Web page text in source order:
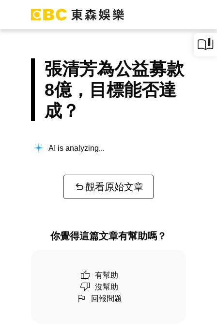
張清芳為公益募款
8億，目標能否達
成？
AI is analyzing...
觀看原始文章
你覺得這篇文章有幫助嗎？
有幫助
沒幫助
回報問題